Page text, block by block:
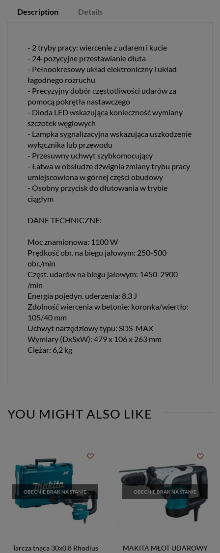
Description Details
- 2 tryby pracy: wiercenie z udarem i kucie
- 24-pozycyjne przestawianie dłuta
- Pełnookresowy układ elektroniczny i układ
łagodnego rozruchu
- Precyzyjny dobór częstotliwości udarów za
pomocą pokrętła nastawczego
- Dioda LED wskazująca konieczność wymiany
szczotek węglowych
- Lampka sygnalizacyjna wskazująca uszkodzenie
wyłącznika lub przewodu
- Przesuwny uchwyt szybkomocujący
- Łatwa w obsłudze dźwignia zmiany trybu pracy
umiejscowiona w górnej części obudowy
- Osobny przycisk do dłutowania w trybie
ciągłym
DANE TECHNICZNE:
Moc znamionowa: 1100 W
Prędkość obr. na biegu jałowym: 250-500
obr./min
Częst. udarów na biegu jałowym: 1450-2900
/min
Energia pojedyn. uderzenia: 8,3 J
Zdolność wiercenia w betonie: koronka/wiertło:
105/40 mm
Uchwyt narzędziowy typu: SDS-MAX
Wymiary (DxSxW): 479 x 106 x 263 mm
Ciężar: 6,2 kg
YOU MIGHT ALSO LIKE
OBECNIE BRAK NA STANIE
Tarcza tnąca 30x0.8 Rhodius
favorite_border
OBECNIE BRAK NA STANIE
MAKITA MŁOT UDAROWY
favorite_border